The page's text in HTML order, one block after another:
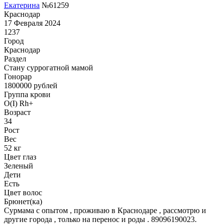
Екатерина №61259
Краснодар
17 Февраля 2024
1237
Город
Краснодар
Раздел
Cтану суррогатной мамой
Гонoрар
1800000 рублей
Группа крови
O(I) Rh+
Возраст
34
Рост
Вес
52 кг
Цвет глаз
Зеленый
Дети
Есть
Цвет волос
Брюнет(ка)
Сурмама с опытом , проживаю в Краснодаре , рассмотрю и
другие города , только на перенос и роды . 89096190023.